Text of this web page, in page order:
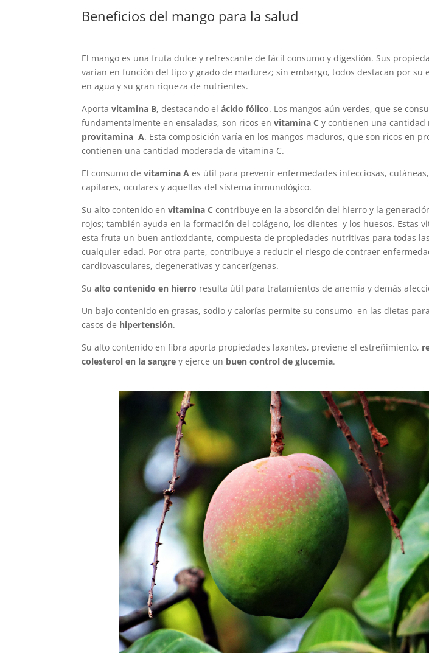
Beneficios del mango para la salud
El mango es una fruta dulce y refrescante de fácil consumo y digestión. Sus
varían en función del tipo y grado de madurez; sin embargo, todos destacan por su
en agua y su gran riqueza de nutrientes.
Aportavitamina B, destacando elácido fólico. Los mangos aún verdes, que se
fundamentalmente en ensaladas, son ricos envitamina C y contienen una cantidad
provitamina A. Esta composición varía en los mangos maduros, que son ricos en
contienen una cantidad moderada de vitamina C.
El consumo devitamina A es útil para prevenir enfermedades infecciosas,
capilares, oculares y aquellas del sistema inmunológico.
Su alto contenido envitamina C contribuye en la absorción del hierro y la
rojos; también ayuda en la formación del colágeno, los dientes y los huesos. Estas
esta fruta un buen antioxidante, compuesta de propiedades nutritivas para todas
cualquier edad. Por otra parte, contribuye a reducir el riesgo de contraer
cardiovasculares, degenerativas y cancerígenas.
Sualto contenido en hierro resulta útil para tratamientos de anemia y demás
Un bajo contenido en grasas, sodio y calorías permite su consumo en las dietas
casos de hipertensión.
Su alto contenido en fibra aporta propiedades laxantes, previene el estreñimiento,
colesterol en la sangre y ejerce un buen control de glucemia.